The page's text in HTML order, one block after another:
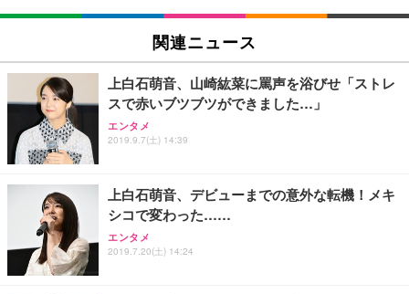
SIHOO B100 オフィスチェア／デスクチェア メッシ
ュチェア 人間工学 疲れない ブラック
￥27,999
Sezlife オフィスチェア デスクチェア 疲れない テレ
ワーク チェア 強化バックレスト 30度ロッキング機
能 人間工学 椅子 腰サポート 90度跳ね上げ式アーム
務用 おしゃれ パソコンチェア (ブラック)
Sezlife オフィスチェア デスクチェア 疲れない テレ
ワーク チェア 強化バックレスト 30度ロッキング機
能 人間工学 椅子 腰サポート 90度跳ね上げ式アーム
EIZO ビジネス向けプレミアムモニター | FlexScan
￥109,572
【純正品】27"ゲーミングモニター DualSense 充電
フック付き（CFI-ZDM1J）
【整備済み品】Dell E2724HS 27インチ 液晶モニタ
ー フルHD（1920×1080）VA 非光沢 HDMI/DisplayP
ort/VGA スピーカー内蔵 高さ調整 スイベル VESA対
Amazonベーシック ペットシーツ 厚型 ワイド 42枚
x2袋(84枚) ホワイト(吸収面:ライトブルー)
￥3,234
ネオ・ルーライフ ネオ・オムツ L 中型犬用 26枚入
り 単品
Smart Basic(スマートベーシック) 【Amazon.co.jp
限定】 Smart Basic アイリスオーヤマ ペットシーツ
超厚型 お徳用 ワイド 100枚入 (x 1) (ケース販売)
関連ニュース
上白石萌音、山崎紘菜に罵声を浴びせ「ストレ
スで赤いブツブツができました…」
エンタメ
2019.9.7(土) 14:39
上白石萌音、デビューまでの意外な転機！メキ
シコで変わった……
エンタメ
2019.7.20(土) 14:24